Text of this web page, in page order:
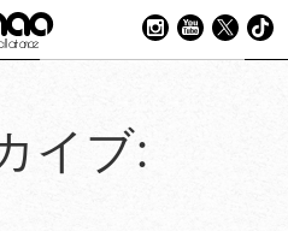
イブ: